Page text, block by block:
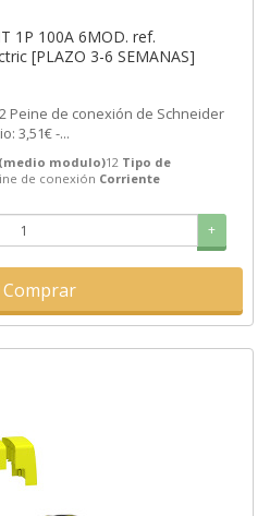
1P 100A 6MOD. ref.
[PLAZO 3-6 SEMANAS]
Peine de conexión de Schneider
3,51€ -...
modulo)12 Tipo de
de conexión Corriente
+
Comprar